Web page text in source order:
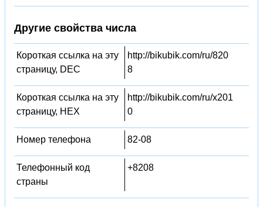
Другие свойства числа
Короткая ссылка на эту
страницу, DEC
http://bikubik.com/ru/820
8
Короткая ссылка на эту
страницу, HEX
http://bikubik.com/ru/x201
0
Номер телефона 82-08
Телефонный код
страны
+8208